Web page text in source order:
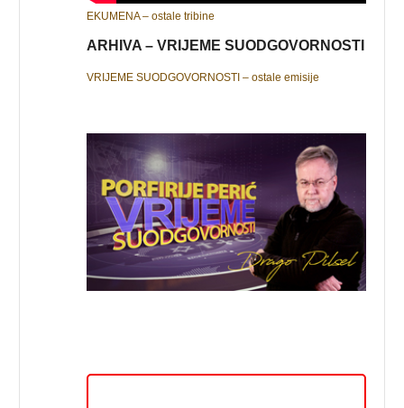
EKUMENA – ostale tribine
ARHIVA – VRIJEME SUODGOVORNOSTI
VRIJEME SUODGOVORNOSTI – ostale emisije